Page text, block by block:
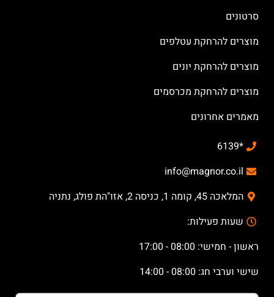
סרטונים
מוצרים להרחקת עטלפים
מוצרים להרחקת יונים
מוצרים להרחקת מכרסמים
מאמרים אחרונים
*6139
info@magnor.co.il
המלאכה 45, קומה 1, כניסה 2, אזו"הת פולג, נתניה
שעות פעילות:
ראשון - חמישי: 08:00 - 17:00
שישי וערבי חג: 08:00 - 14:00